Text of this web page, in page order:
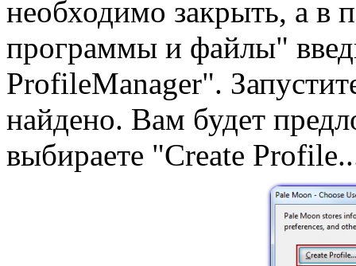
необходимо закрыть, а в
программы и файлы"
ProfileManager".
найдено. Вам будет
выбираете "Create